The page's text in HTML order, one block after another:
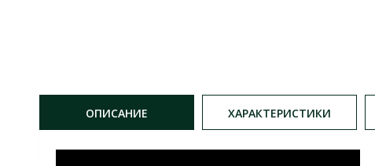
ОПИСАНИЕ ХАРАКТЕРИСТИКИ